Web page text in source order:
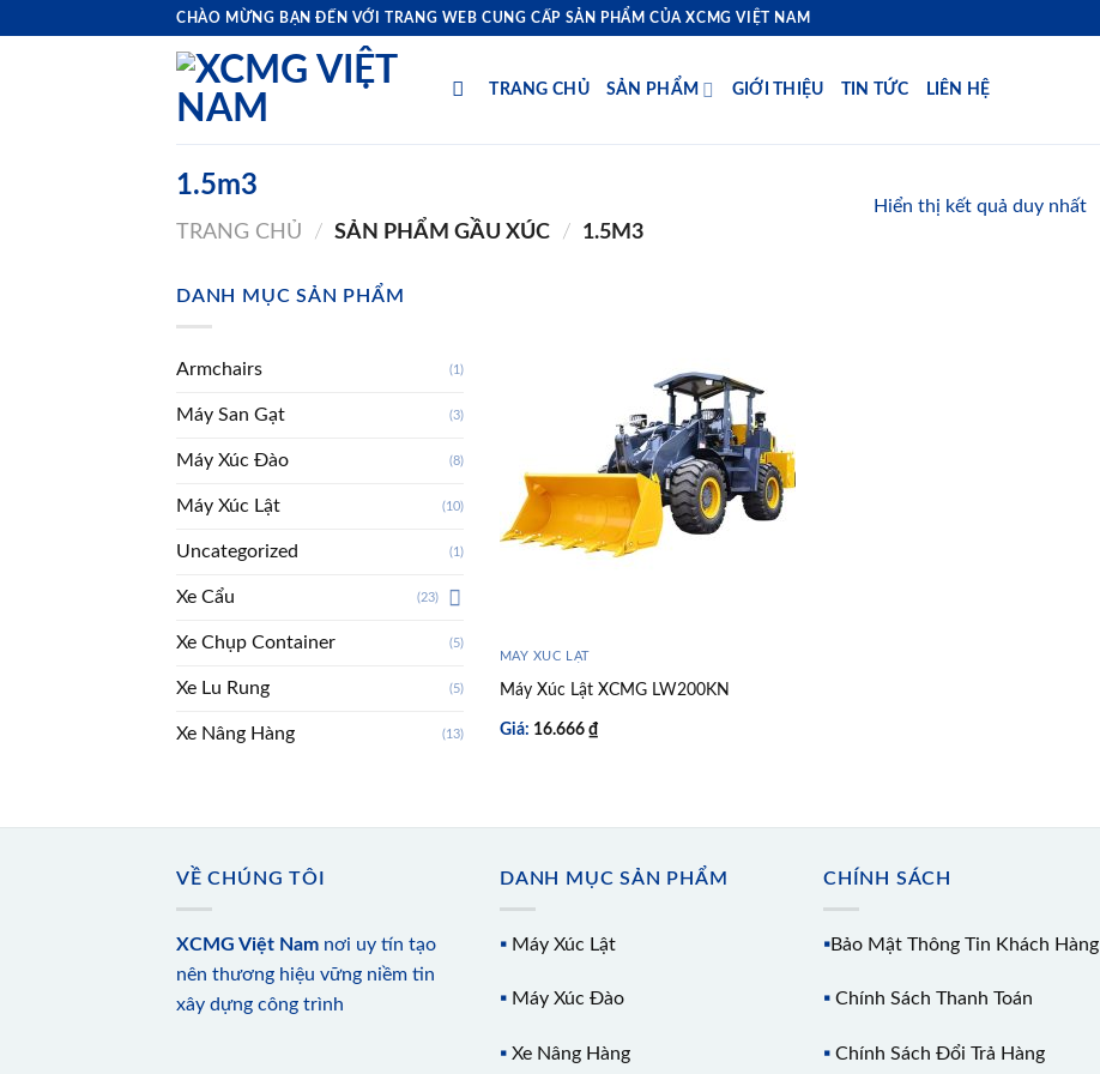
CHÀO MỪNG BẠN ĐẾN VỚI TRANG WEB CUNG CẤP SẢN PHẨM CỦA XCMG VIỆT NAM
TRANG CHỦ SẢN PHẨM GIỚI THIỆU TIN TỨC LIÊN HỆ
1.5m3
TRANG CHỦ / SẢN PHẨM GẦU XÚC / 1.5M3
Hiển thị kết quả duy nhất
DANH MỤC SẢN PHẨM
Armchairs (1)
Máy San Gạt (3)
Máy Xúc Đào (8)
Máy Xúc Lật (10)
Uncategorized (1)
Xe Cẩu (23)
Xe Chụp Container (5)
Xe Lu Rung (5)
Xe Nâng Hàng (13)
MÁY XÚC LẬT
Máy Xúc Lật XCMG LW200KN
Giá: 16.666 ₫
VỀ CHÚNG TÔI
XCMG Việt Nam nơi uy tín tạo
nên thương hiệu vững niềm tin
xây dựng công trình
DANH MỤC SẢN PHẨM
▪️ Máy Xúc Lật
▪️ Máy Xúc Đào
▪️ Xe Nâng Hàng
CHÍNH SÁCH
▪️Bảo Mật Thông Tin Khách Hàng
▪️ Chính Sách Thanh Toán
▪️ Chính Sách Đổi Trả Hàng